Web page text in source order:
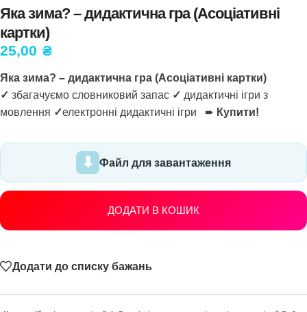
Яка зима? – дидактична гра (Асоціативні
картки)
25,00 ₴
Яка зима? – дидактична гра (Асоціативні картки)
✓ збагачуємо словниковий запас ✓ дидактичні ігри з
мовлення ✓електронні дидактичні ігри ➨ Купити!
Файл для завантаження
ДОДАТИ В КОШИК
Додати до списку бажань